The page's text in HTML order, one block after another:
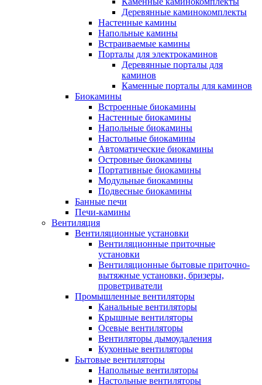
Деревянные каминокомплекты
Настенные камины
Напольные камины
Встраиваемые камины
Порталы для электрокаминов
Деревянные порталы для
каминов
Каменные порталы для каминов
Биокамины
Встроенные биокамины
Настенные биокамины
Напольные биокамины
Настольные биокамины
Автоматические биокамины
Островные биокамины
Портативные биокамины
Модульные биокамины
Подвесные биокамины
Банные печи
Печи-камины
Вентиляция
Вентиляционные установки
Вентиляционные приточные
установки
Вентиляционные бытовые приточно-
вытяжные установки, бризеры,
проветриватели
Промышленные вентиляторы
Канальные вентиляторы
Крышные вентиляторы
Осевые вентиляторы
Вентиляторы дымоудаления
Кухонные вентиляторы
Бытовые вентиляторы
Напольные вентиляторы
Настольные вентиляторы